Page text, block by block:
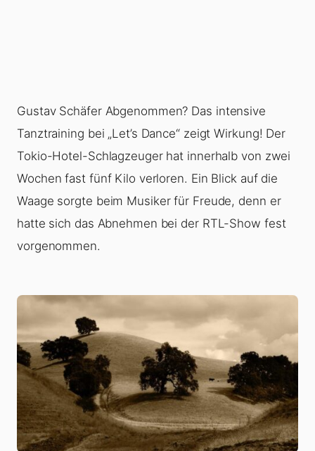
Gustav Schäfer Abgenommen? Das intensive
Tanztraining bei „Let’s Dance“ zeigt Wirkung! Der
Tokio-Hotel-Schlagzeuger hat innerhalb von zwei
Wochen fast fünf Kilo verloren. Ein Blick auf die
Waage sorgte beim Musiker für Freude, denn er
hatte sich das Abnehmen bei der RTL-Show fest
vorgenommen.